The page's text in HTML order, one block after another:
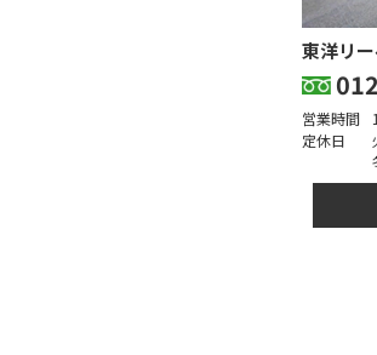
東洋リ
営業時間
定休日